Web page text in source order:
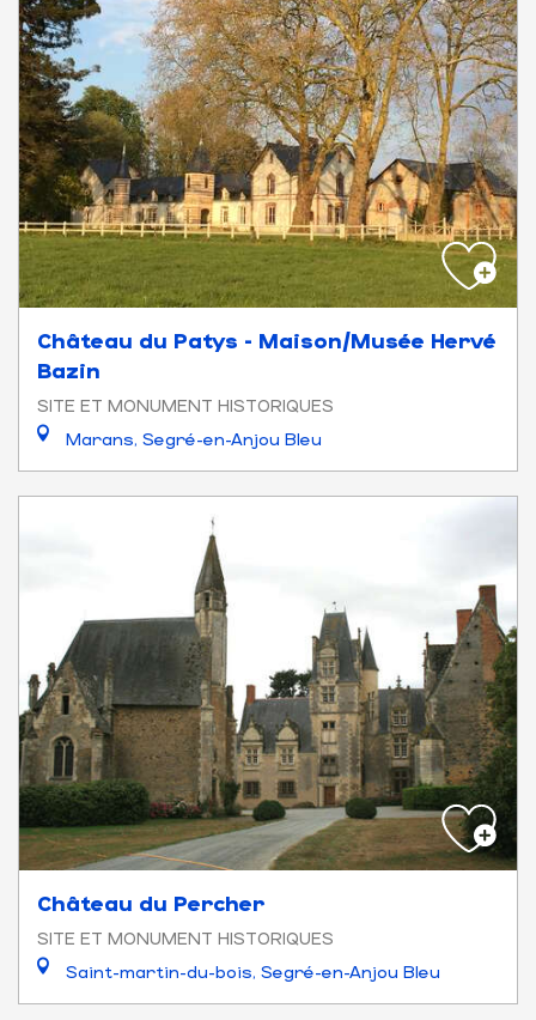
Château du Patys - Maison/Musée Hervé
Bazin
SITE ET MONUMENT HISTORIQUES
Marans, Segré-en-Anjou Bleu
Château du Percher
SITE ET MONUMENT HISTORIQUES
Saint-martin-du-bois, Segré-en-Anjou Bleu